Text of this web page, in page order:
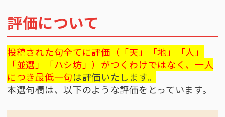
評価について
投稿された句全てに評価（「天」「地」「人」
「並選」「ハシ坊」）がつくわけではなく、一人
につき最低一句は評価いたします。
本選句欄は、以下のような評価をとっています。